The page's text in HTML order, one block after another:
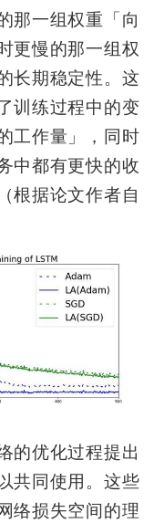
那一组权重「向
更慢的那一组权
长期稳定性。这
训练过程中的变
工作量」，同时
中都有更快的收
根据论文作者自
的优化过程提出
共同使用。这些
络损失空间的理